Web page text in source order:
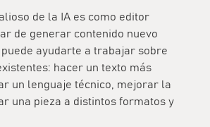
de la IA es como editor
de generar contenido nuevo
ayudarte a trabajar sobre
hacer un texto más
un lenguaje técnico, mejorar la
una pieza a distintos formatos y